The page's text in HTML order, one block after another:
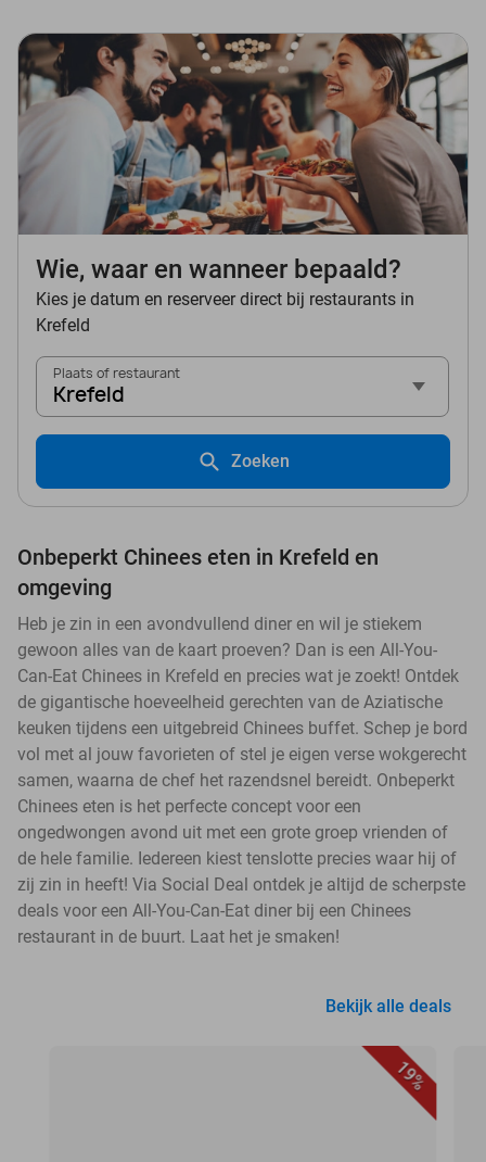
Wie, waar en wanneer bepaald?
Kies je datum en reserveer direct bij restaurants in
Krefeld
Plaats of restaurant
Krefeld
Zoeken
Onbeperkt Chinees eten in Krefeld en
omgeving
Heb je zin in een avondvullend diner en wil je stiekem
gewoon alles van de kaart proeven? Dan is een All-You-
Can-Eat Chinees in Krefeld en precies wat je zoekt! Ontdek
de gigantische hoeveelheid gerechten van de Aziatische
keuken tijdens een uitgebreid Chinees buffet. Schep je bord
vol met al jouw favorieten of stel je eigen verse wokgerecht
samen, waarna de chef het razendsnel bereidt. Onbeperkt
Chinees eten is het perfecte concept voor een
ongedwongen avond uit met een grote groep vrienden of
de hele familie. Iedereen kiest tenslotte precies waar hij of
zij zin in heeft! Via Social Deal ontdek je altijd de scherpste
deals voor een All-You-Can-Eat diner bij een Chinees
restaurant in de buurt. Laat het je smaken!
Bekijk alle deals
19%